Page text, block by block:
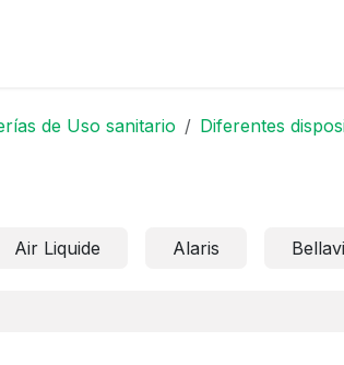
de Uso sanitario Diferentes
Air Liquide Alaris